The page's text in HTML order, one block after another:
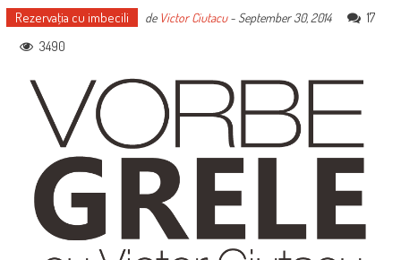
Rezervaţia cu imbecili de Victor Ciutacu- September 30, 2014
17
3490